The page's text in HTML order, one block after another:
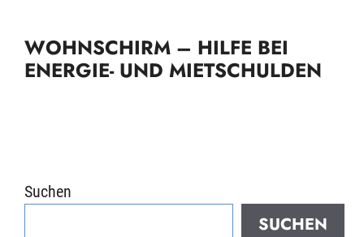
WOHNSCHIRM – HILFE BEI
ENERGIE- UND MIETSCHULDEN
Suchen
SUCHEN